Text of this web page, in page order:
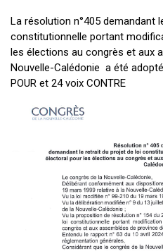
La résolution n°405 demandant
constitutionnelle portant
les élections au congrès et aux
Nouvelle-Calédonie a été
POUR et 24 voix CONTRE